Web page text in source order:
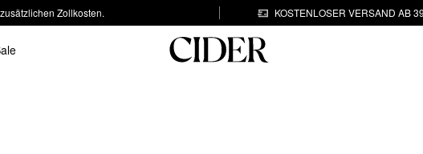
Zollkosten. KOSTENLOSER VERSAND AB